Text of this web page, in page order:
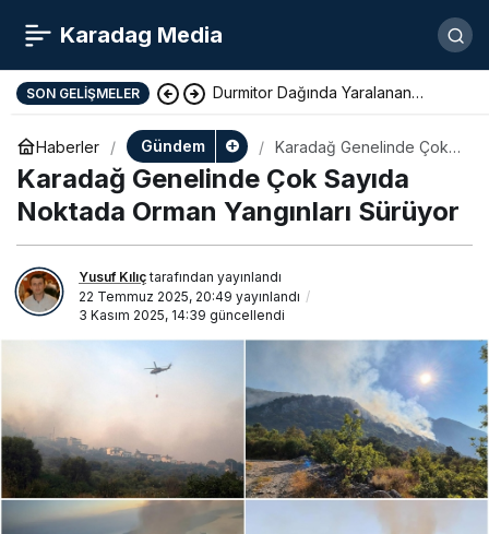
Karadag Media
SON GELIŞMELER Durmitor Dağında Yaralanan
Yunan Turist Başarıyla Kurtarıldı
Haberler Gündem
Karadağ Genelinde Çok
Sayıda Noktada Orman
Yangınları Sürüyor
Karadağ Genelinde Çok Sayıda
Noktada Orman Yangınları Sürüyor
Yusuf Kılıçtarafından yayınlandı
22 Temmuz 2025, 20:49 yayınlandı
3 Kasım 2025, 14:39 güncellendi